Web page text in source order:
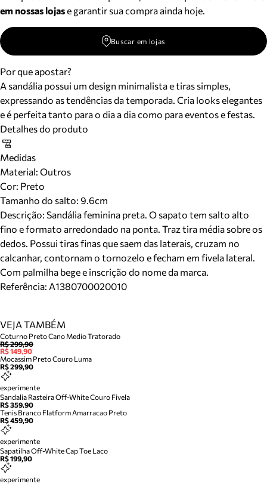
em nossas lojase garantir sua compra ainda hoje.
Buscar em lojas
Por que apostar?
A sandália possui um design minimalista e tiras simples,
expressando as tendências da temporada. Cria looks elegantes
e é perfeita tanto para o dia a dia como para eventos e festas.
Detalhes do produto
Medidas
Material: Outros
Cor: Preto
Tamanho do salto: 9.6cm
Descrição: Sandália feminina preta. O sapato tem salto alto
fino e formato arredondado na ponta. Traz tira média sobre os
dedos. Possui tiras finas que saem das laterais, cruzam no
calcanhar, contornam o tornozelo e fecham em fivela lateral.
Com palmilha bege e inscrição do nome da marca.
Referência: A1380700020010
VEJA TAMBÉM
Coturno Preto Cano Medio Tratorado
R$ 299,90
R$ 149,90
Mocassim Preto Couro Luma
R$ 299,90
experimente
Sandalia Rasteira Off-White Couro Fivela
R$ 359,90
Tenis Branco Flatform Amarracao Preto
R$ 459,90
experimente
Sapatilha Off-White Cap Toe Laco
R$ 199,90
experimente